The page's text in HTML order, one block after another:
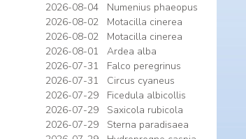
2026-08-04
Numenius phaeopus
2026-08-02
Motacilla cinerea
2026-08-02
Motacilla cinerea
2026-08-01
Ardea alba
2026-07-31
Falco peregrinus
2026-07-31
Circus cyaneus
2026-07-29
Ficedula albicollis
2026-07-29
Saxicola rubicola
2026-07-29
Sterna paradisaea